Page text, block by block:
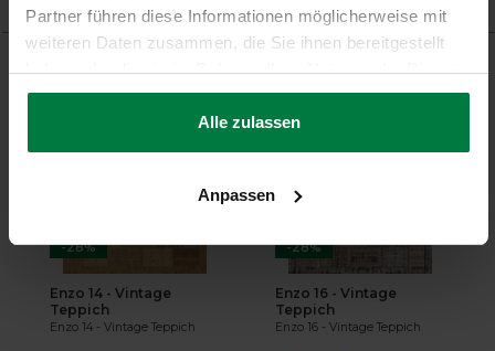
Partner führen diese Informationen möglicherweise mit
weiteren Daten zusammen, die Sie ihnen bereitgestellt
haben oder die sie im Rahmen Ihrer Nutzung der Dienste
gesammelt haben.
Alle zulassen
Anpassen
Produkt
-28%
Enzo 14 - Vintage
Teppich
Enzo 14 - Vintage Teppich
-28%
Enzo 16 - Vintage
Teppich
Enzo 16 - Vintage Teppich